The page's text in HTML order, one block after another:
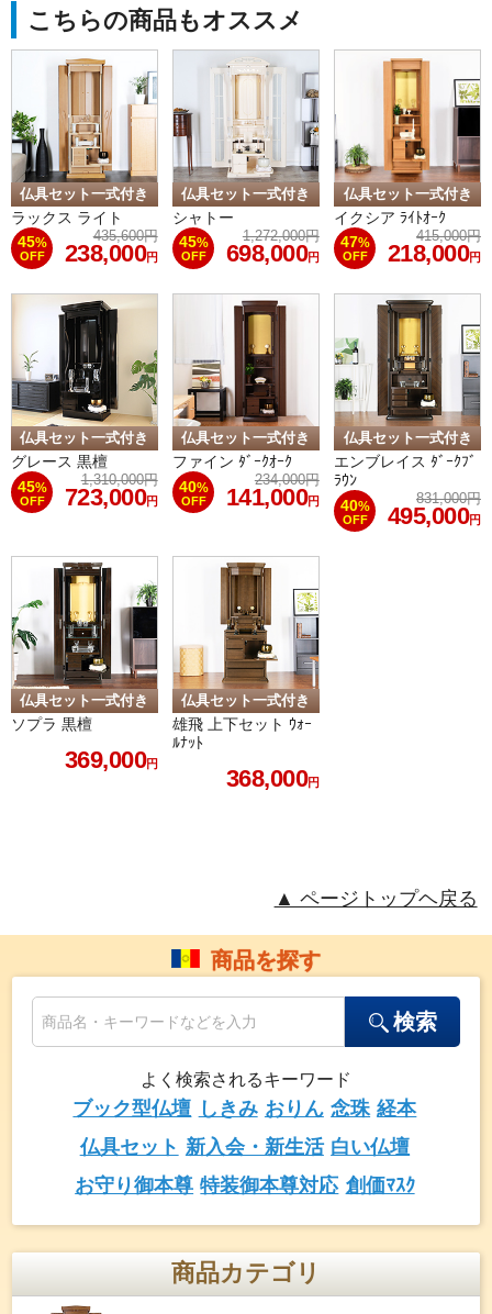
▲ ページトップヘ戻る
商品を探す
検索
よく検索されるキーワード
ブック型仏壇 しきみ おりん 念珠 経本
仏具セット 新入会・新生活 白い仏壇
お守り御本尊 特装御本尊対応 創価ﾏｽｸ
商品カテゴリ